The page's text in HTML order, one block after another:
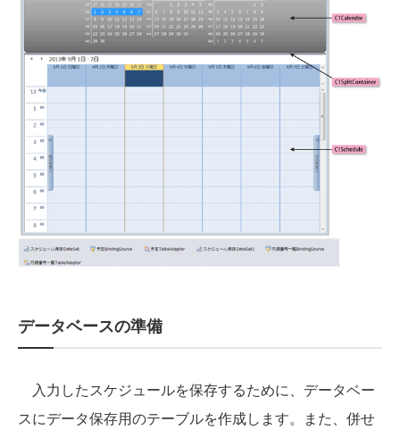
データベースの準備
入力したスケジュールを保存するために、データベー
スにデータ保存用のテーブルを作成します。また、併せ